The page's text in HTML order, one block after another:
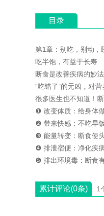
目录
第1章：别吃，别动
吃半饱，有益于长寿
断食是改善疾病的妙法
“吃错了”的元凶，对
很多医生也不知道！
❶ 改变体质：给身体
❷ 带来快感：不吃早
❸ 能量转变：断食使
❹ 排泄宿便：净化疾
❺ 排出环境毒：断食
累计评论(0条) 1